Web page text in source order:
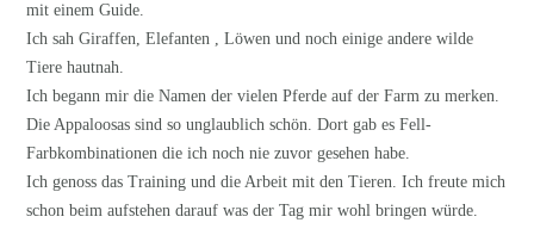
mit einem Guide.
Ich sah Giraffen, Elefanten , Löwen und noch einige andere wilde
Tiere hautnah.
Ich begann mir die Namen der vielen Pferde auf der Farm zu merken.
Die Appaloosas sind so unglaublich schön. Dort gab es Fell-
Farbkombinationen die ich noch nie zuvor gesehen habe.
Ich genoss das Training und die Arbeit mit den Tieren. Ich freute mich
schon beim aufstehen darauf was der Tag mir wohl bringen würde.